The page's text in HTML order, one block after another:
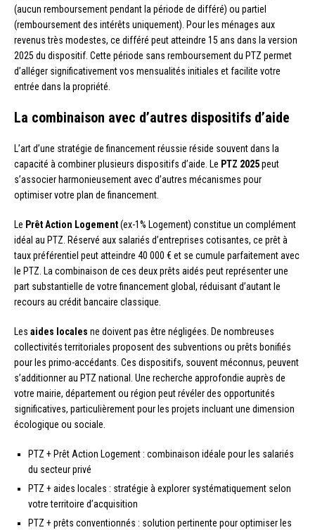
(aucun remboursement pendant la période de différé) ou partiel
(remboursement des intérêts uniquement). Pour les ménages aux
revenus très modestes, ce différé peut atteindre 15 ans dans la version
2025 du dispositif. Cette période sans remboursement du PTZ permet
d’alléger significativement vos mensualités initiales et facilite votre
entrée dans la propriété.
La combinaison avec d’autres dispositifs d’aide
L’art d’une stratégie de financement réussie réside souvent dans la
capacité à combiner plusieurs dispositifs d’aide. Le PTZ 2025peut
s’associer harmonieusement avec d’autres mécanismes pour
optimiser votre plan de financement.
Le Prêt Action Logement(ex-1% Logement) constitue un complément
idéal au PTZ. Réservé aux salariés d’entreprises cotisantes, ce prêt à
taux préférentiel peut atteindre 40 000 € et se cumule parfaitement avec
le PTZ. La combinaison de ces deux prêts aidés peut représenter une
part substantielle de votre financement global, réduisant d’autant le
recours au crédit bancaire classique.
Les aides locales ne doivent pas être négligées. De nombreuses
collectivités territoriales proposent des subventions ou prêts bonifiés
pour les primo-accédants. Ces dispositifs, souvent méconnus, peuvent
s’additionner au PTZ national. Une recherche approfondie auprès de
votre mairie, département ou région peut révéler des opportunités
significatives, particulièrement pour les projets incluant une dimension
écologique ou sociale.
PTZ + Prêt Action Logement : combinaison idéale pour les salariés
du secteur privé
PTZ + aides locales : stratégie à explorer systématiquement selon
votre territoire d’acquisition
PTZ + prêts conventionnés : solution pertinente pour optimiser les